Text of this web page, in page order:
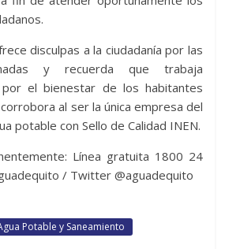
disculpas a la ciudadanía por las
y recuerda que trabaja
por el bienestar de los habitantes
al ser la única empresa del
potable con Sello de Calidad INEN.
Línea gratuita 1800 24
/ Twitter @aguadequito
Potable y Saneamiento